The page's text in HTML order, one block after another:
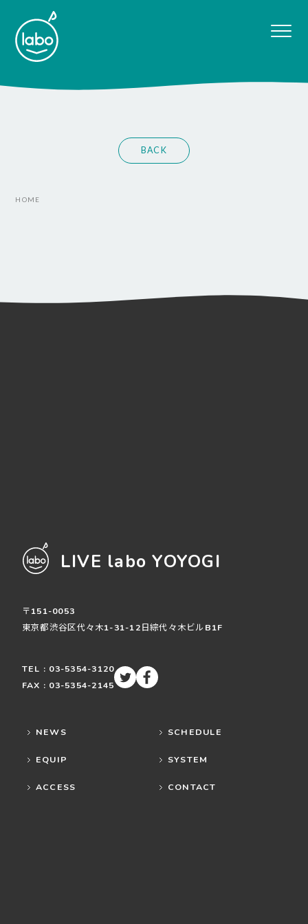
BACK
HOME
LIVE labo YOYOGI
〒151-0053
東京都渋谷区代々木1-31-12日綜代々木ビルB1F
TEL : 03-5354-3120
FAX : 03-5354-2145
NEWS SCHEDULE
EQUIP SYSTEM
ACCESS CONTACT